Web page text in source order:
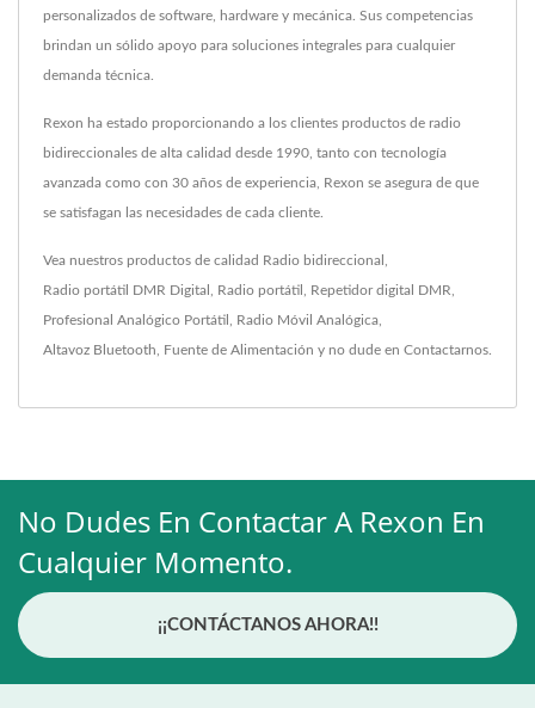
personalizados de software, hardware y mecánica. Sus competencias
brindan un sólido apoyo para soluciones integrales para cualquier
demanda técnica.
Rexon ha estado proporcionando a los clientes productos de radio
bidireccionales de alta calidad desde 1990, tanto con tecnología
avanzada como con 30 años de experiencia, Rexon se asegura de que
se satisfagan las necesidades de cada cliente.
Vea nuestros productos de calidad Radio bidireccional
Radio portátil DMR Digital Radio portátil Repetidor digital DMR
Profesional Analógico Portátil Radio Móvil Analógica
Altavoz Bluetooth Fuente de Alimentación y no dude en Contactarnos
No Dudes En Contactar A Rexon En
Cualquier Momento.
¡¡CONTÁCTANOS AHORA!!